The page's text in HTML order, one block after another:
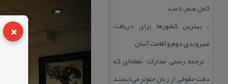
×
كامل صفر تا صد
:: بهترین كشورها برای دریافت
شهروندی دوم و اقامت آسان
:: ترجمه رسمی مدارك؛ نقطه‌ای كه
دقت حقوقی از زبان جلوتر می‌ایستد